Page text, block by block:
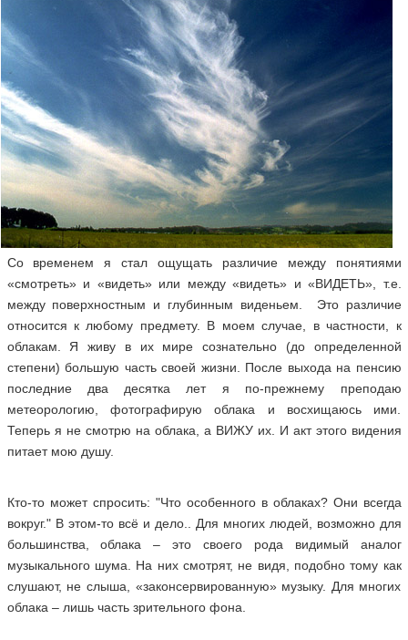
Со временем я стал ощущать различие между понятиями
«смотреть» и «видеть» или между «видеть» и «ВИДЕТЬ», т.е.
между поверхностным и глубинным виденьем. Это различие
относится к любому предмету. В моем случае, в частности, к
облакам. Я живу в их мире сознательно (до определенной
степени) большую часть своей жизни. После выхода на пенсию
последние два десятка лет я по-прежнему преподаю
метеорологию, фотографирую облака и восхищаюсь ими.
Теперь я не смотрю на облака, а ВИЖУ их. И акт этого видения
питает мою душу.
Кто-то может спросить: "Что особенного в облаках? Они всегда
вокруг." В этом-то всё и дело.. Для многих людей, возможно для
большинства, облака – это своего рода видимый аналог
музыкального шума. На них смотрят, не видя, подобно тому как
слушают, не слыша, «законсервированную» музыку. Для многих
облака – лишь часть зрительного фона.